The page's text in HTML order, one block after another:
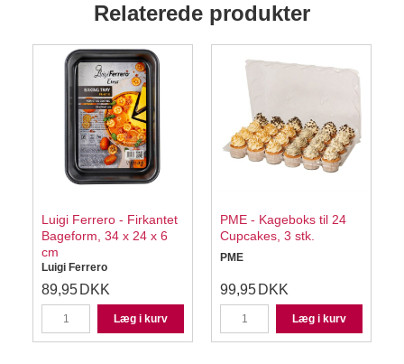
Relaterede produkter
Luigi Ferrero - Firkantet
Bageform, 34 x 24 x 6
cm
Luigi Ferrero
89,95 DKK
Læg i kurv
PME - Kageboks til 24
Cupcakes, 3 stk.
PME
99,95 DKK
Læg i kurv